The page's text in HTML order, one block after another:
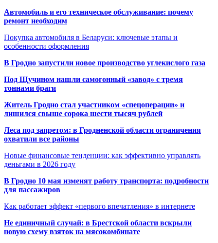
Автомобиль и его техническое обслуживание: почему
ремонт необходим
Покупка автомобиля в Беларуси: ключевые этапы и
особенности оформления
В Гродно запустили новое производство углекислого газа
Под Щучином нашли самогонный «завод» с тремя
тоннами браги
Житель Гродно стал участником «спецоперации» и
лишился свыше сорока шести тысяч рублей
Леса под запретом: в Гродненской области ограничения
охватили все районы
Новые финансовые тенденции: как эффективно управлять
деньгами в 2026 году
В Гродно 10 мая изменят работу транспорта: подробности
для пассажиров
Как работает эффект «первого впечатления» в интернете
Не единичный случай: в Брестской области вскрыли
новую схему взяток на мясокомбинате